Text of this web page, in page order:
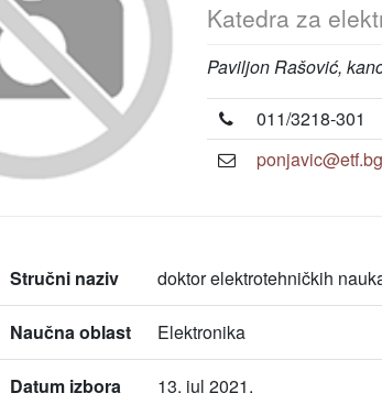
Katedra za
Paviljon Rašović,
011/3218-301
Stručni naziv doktor elektrotehničkih
Naučna oblast Elektronika
Datum izbora 13. jul 2021.